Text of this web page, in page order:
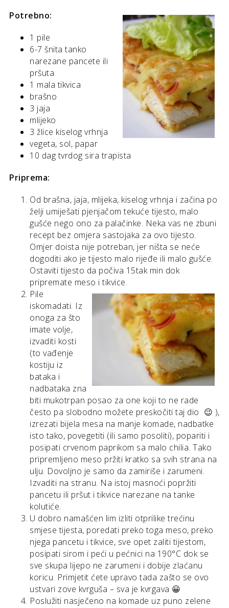
Potrebno:
1 pile
6-7 šnita tanko
narezane pancete ili
pršuta
1 mala tikvica
brašno
3 jaja
mlijeko
3 žlice kiselog vrhnja
vegeta, sol, papar
10 dag tvrdog sira trapista
Priprema:
Od brašna, jaja, mlijeka, kiselog vrhnja i začina po
želji umiješati pjenjačom tekuće tijesto, malo
gušće nego ono za palačinke. Neka vas ne zbuni
recept bez omjera sastojaka za ovo tijesto.
Omjer doista nije potreban, jer ništa se neće
dogoditi ako je tijesto malo rijeđe ili malo gušće.
Ostaviti tijesto da počiva 15tak min dok
pripremate meso i tikvice.
Pile
iskomadati. Iz
onoga za što
imate volje,
izvaditi kosti
(to vađenje
kostiju iz
bataka i
nadbataka zna
biti mukotrpan posao za one koji to ne rade
često pa slobodno možete preskočiti taj dio 😉 ),
izrezati bijela mesa na manje komade, nadbatke
isto tako, povegetiti (ili samo posoliti), popariti i
posipati crvenom paprikom sa malo chilia. Tako
pripremljeno meso pržiti kratko sa svih strana na
ulju. Dovoljno je samo da zamiriše i zarumeni.
Izvaditi na stranu. Na istoj masnoći popržiti
pancetu ili pršut i tikvice narezane na tanke
kolutiće.
U dobro namašćen lim izliti otprilike trećinu
smjese tijesta, poredati preko toga meso, preko
njega pancetu i tikvice, sve opet zaliti tijestom,
posipati sirom i peći u pećnici na 190°C dok se
sve skupa lijepo ne zarumeni i dobije zlaćanu
koricu. Primjetit ćete upravo tada zašto se ovo
ustvari zove kvrguša – sva je kvrgava 😀
Poslužiti nasječeno na komade uz puno zelene